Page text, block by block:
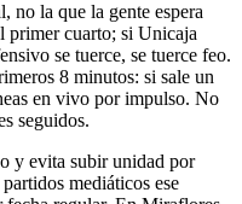
no la que la gente espera
primer cuarto; si Unicaja
se tuerce, se tuerce feo.
8 minutos: si sale un
en vivo por impulso. No
seguidos.
y evita subir unidad por
mediáticos ese